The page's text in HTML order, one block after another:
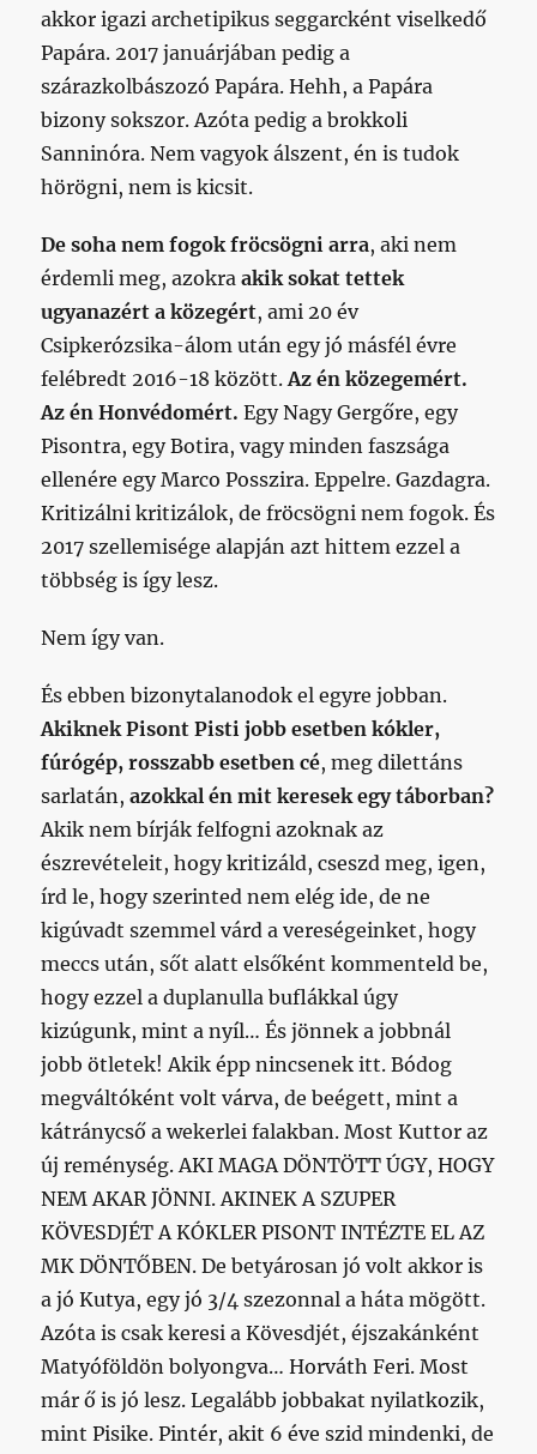
akkor igazi archetipikus seggarcként viselkedő
Papára. 2017 januárjában pedig a
szárazkolbászozó Papára. Hehh, a Papára
bizony sokszor. Azóta pedig a brokkoli
Sanninóra. Nem vagyok álszent, én is tudok
hörögni, nem is kicsit.
De soha nem fogok fröcsögni arra, aki nem
érdemli meg, azokraakik sokat tettek
ugyanazért a közegért, ami 20 év
Csipkerózsika-álom után egy jó másfél évre
felébredt 2016-18 között.Az én közegemért.
Az én Honvédomért.Egy Nagy Gergőre, egy
Pisontra, egy Botira, vagy minden faszsága
ellenére egy Marco Posszira. Eppelre. Gazdagra.
Kritizálni kritizálok, de fröcsögni nem fogok. És
2017 szellemisége alapján azt hittem ezzel a
többség is így lesz.
Nem így van.
És ebben bizonytalanodok el egyre jobban.
Akiknek Pisont Pisti jobb esetben kókler,
fúrógép, rosszabb esetben cé, meg dilettáns
sarlatán,azokkal én mit keresek egy táborban?
Akik nem bírják felfogni azoknak az
észrevételeit, hogy kritizáld, cseszd meg, igen,
írd le, hogy szerinted nem elég ide, de ne
kigúvadt szemmel várd a vereségeinket, hogy
meccs után, sőt alatt elsőként kommenteld be,
hogy ezzel a duplanulla buflákkal úgy
kizúgunk, mint a nyíl… És jönnek a jobbnál
jobb ötletek! Akik épp nincsenek itt. Bódog
megváltóként volt várva, de beégett, mint a
kátránycső a wekerlei falakban. Most Kuttor az
új reménység. AKI MAGA DÖNTÖTT ÚGY, HOGY
NEM AKAR JÖNNI. AKINEK A SZUPER
KÖVESDJÉT A KÓKLER PISONT INTÉZTE EL AZ
MK DÖNTŐBEN. De betyárosan jó volt akkor is
a jó Kutya, egy jó 3/4 szezonnal a háta mögött.
Azóta is csak keresi a Kövesdjét, éjszakánként
Matyóföldön bolyongva… Horváth Feri. Most
már ő is jó lesz. Legalább jobbakat nyilatkozik,
mint Pisike. Pintér, akit 6 éve szid mindenki, de